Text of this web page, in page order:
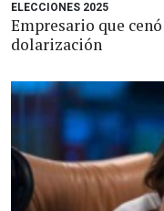
ELECCIONES 2025
Empresario que
dolarización